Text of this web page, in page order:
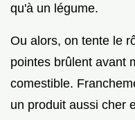
qu'à un légume.
Ou alors, on tente le
pointes brûlent avant
comestible.
un produit aussi cher